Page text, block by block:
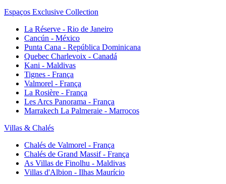
Espaços Exclusive Collection
La Réserve - Rio de Janeiro
Cancún - México
Punta Cana - República Dominicana
Quebec Charlevoix - Canadá
Kani - Maldivas
Tignes - França
Valmorel - França
La Rosière - França
Les Arcs Panorama - França
Marrakech La Palmeraie - Marrocos
Villas & Chalés
Chalés de Valmorel - França
Chalés de Grand Massif - França
As Villas de Finolhu - Maldivas
Villas d'Albion - Ilhas Maurício